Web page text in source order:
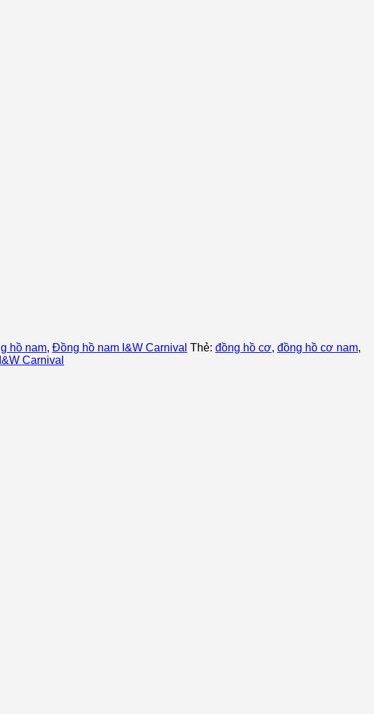
hồ nam, Đồng hồ nam I&W Carnival Thẻ: đồng hồ cơ, đồng hồ cơ nam,
I&W Carnival